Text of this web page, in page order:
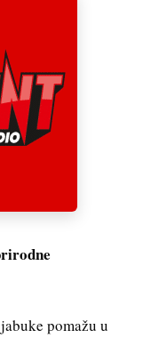
pomažu u